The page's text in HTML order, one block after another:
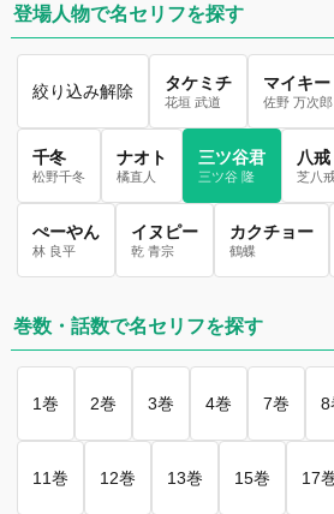
登場人物で名セリフを探す
絞り込み解除 タケミチ
花垣 武道
マイキー
佐野 万次郎
千冬
松野千冬
ナオト
橘直人
三ツ谷君
三ツ谷 隆
八戒
芝八
ぺーやん
林 良平
イヌピー
乾 青宗
カクチョー
鶴蝶
巻数・話数で名セリフを探す
1巻 2巻 3巻 4巻 7巻 8
11巻 12巻 13巻 15巻 17